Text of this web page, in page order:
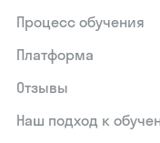
Процесс обучения
Платформа
Отзывы
Наш подход к